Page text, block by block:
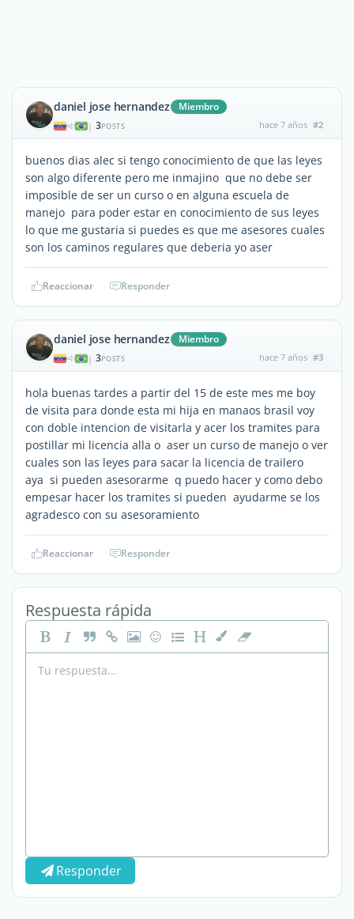
daniel jose hernandez Miembro
| 3POSTS hace 7 años #2
buenos dias alec si tengo conocimiento de que las leyes
son algo diferente pero me inmajino que no debe ser
imposible de ser un curso o en alguna escuela de
manejo para poder estar en conocimiento de sus leyes
lo que me gustaria si puedes es que me asesores cuales
son los caminos regulares que deberia yo aser
Reaccionar Responder
daniel jose hernandez Miembro
| 3POSTS hace 7 años #3
hola buenas tardes a partir del 15 de este mes me boy
de visita para donde esta mi hija en manaos brasil voy
con doble intencion de visitarla y acer los tramites para
postillar mi licencia alla o aser un curso de manejo o ver
cuales son las leyes para sacar la licencia de trailero
aya si pueden asesorarme q puedo hacer y como debo
empesar hacer los tramites si pueden ayudarme se los
agradesco con su asesoramiento
Reaccionar Responder
Respuesta rápida
Responder